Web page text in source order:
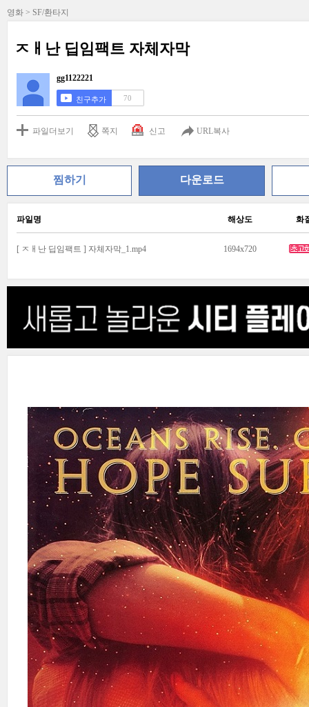
영화 > SF/환타지
ㅈㅐ난 딥임팩트 자체자막
gg1122221
친구추가 70
파일더보기 쪽지 신고 URL복사
찜하기 다운로드
파일명 해상도 화
[ ㅈㅐ난 딥임팩트 ] 자체자막_1.mp4 1694x720